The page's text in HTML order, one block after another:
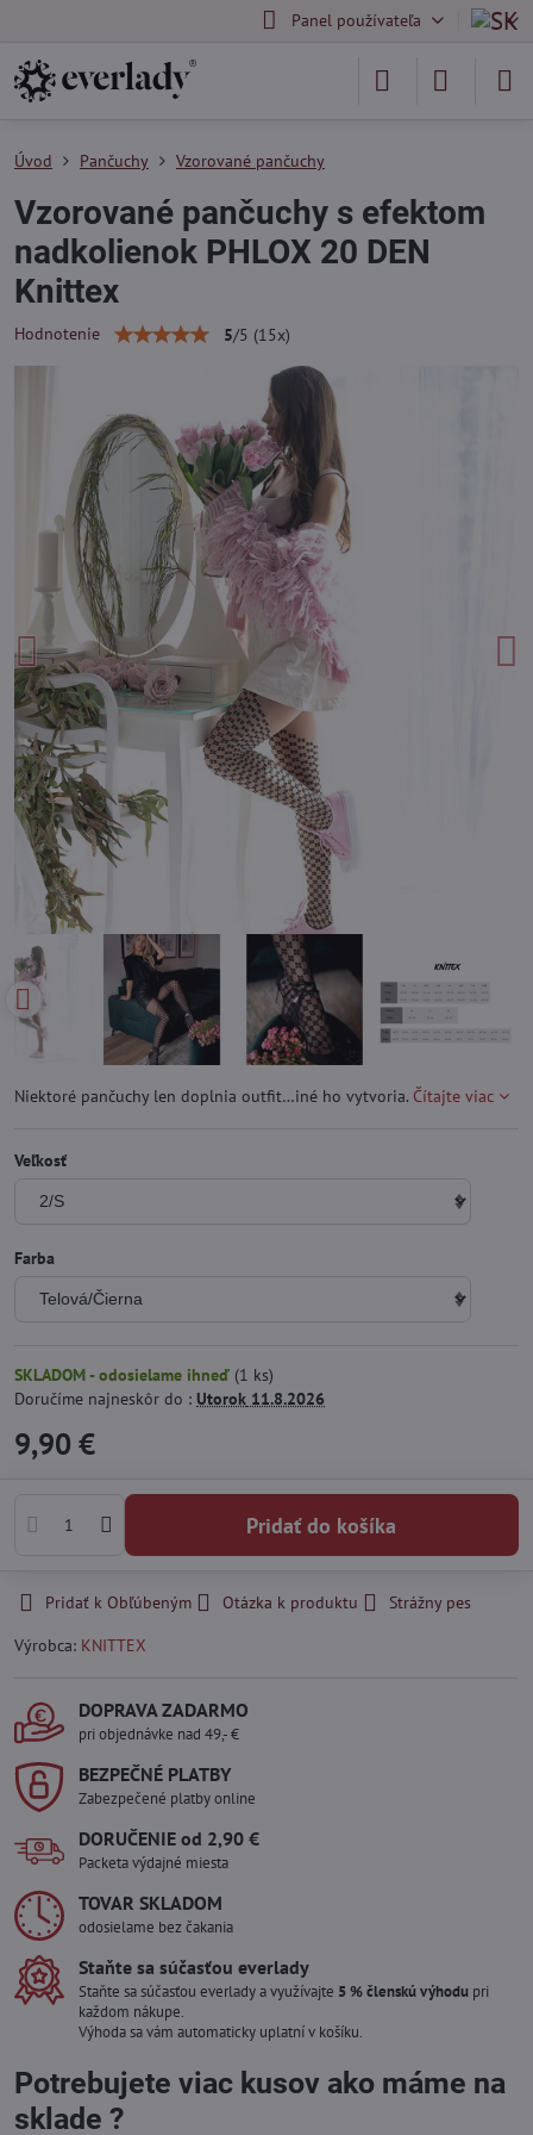
Panel používateľa
Úvod Pančuchy Vzorované pančuchy
Vzorované pančuchy s efektom
nadkolienok PHLOX 20 DEN
Knittex
Hodnotenie 5/5 (15x)
Niektoré pančuchy len doplnia outfit…iné ho vytvoria. Čítajte viac
Veľkosť
Farba
SKLADOM - odosielame ihneď (1 ks)
Doručíme najneskôr do : Utorok 11.8.2026
9,90 €
Pridať do košíka
Pridať k Obľúbeným Otázka k produktu
Strážny pes
Výrobca: KNITTEX
DOPRAVA ZADARMO
pri objednávke nad 49,- €
BEZPEČNÉ PLATBY
Zabezpečené platby online
DORUČENIE od 2,90 €
Packeta výdajné miesta
TOVAR SKLADOM
odosielame bez čakania
Staňte sa súčasťou everlady
Staňte sa súčasťou everlady a využívajte 5 % členskú výhodu pri
každom nákupe.
Výhoda sa vám automaticky uplatní v košíku.
Potrebujete viac kusov ako máme na
sklade ?